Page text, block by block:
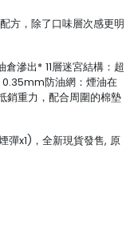
方，除了口味層次感更明
滲出* 11層迷宮結構：超
防油網：煙油在
銷重力，配合周圍的棉墊
彈x1)，全新現貨發售, 原